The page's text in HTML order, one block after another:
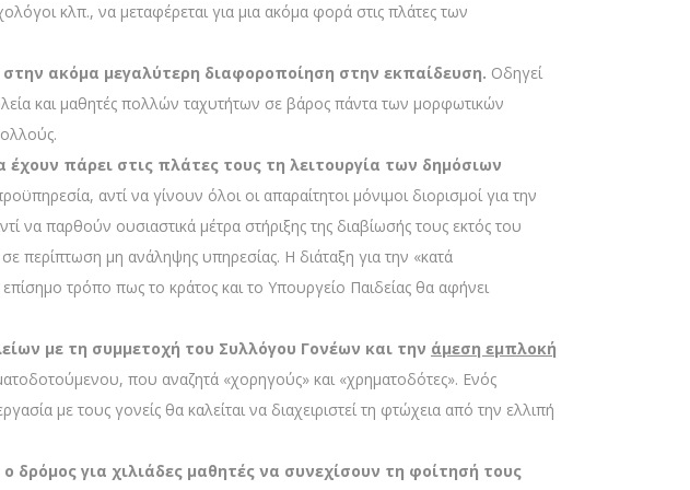
κλπ., να μεταφέρεται για μια ακόμα φορά στις πλάτες των
ακόμα μεγαλύτερη διαφοροποίηση στην εκπαίδευση. Οδηγεί
και μαθητές πολλών ταχυτήτων σε βάρος πάντα των μορφωτικών
πάρει στις πλάτες τους τη λειτουργία των δημόσιων
αντί να γίνουν όλοι οι απαραίτητοι μόνιμοι διορισμοί για την
παρθούν ουσιαστικά μέτρα στήριξης της διαβίωσής τους εκτός του
περίπτωση μη ανάληψης υπηρεσίας. Η διάταξη για την «κατά
τρόπο πως το κράτος και το Υπουργείο Παιδείας θα αφήνει
με τη συμμετοχή του Συλλόγου Γονέων και την άμεση εμπλοκή
που αναζητά «χορηγούς» και «χρηματοδότες». Ενός
με τους γονείς θα καλείται να διαχειριστεί τη φτώχεια από την ελλιπή
δρόμος για χιλιάδες μαθητές να συνεχίσουν τη φοίτησή τους